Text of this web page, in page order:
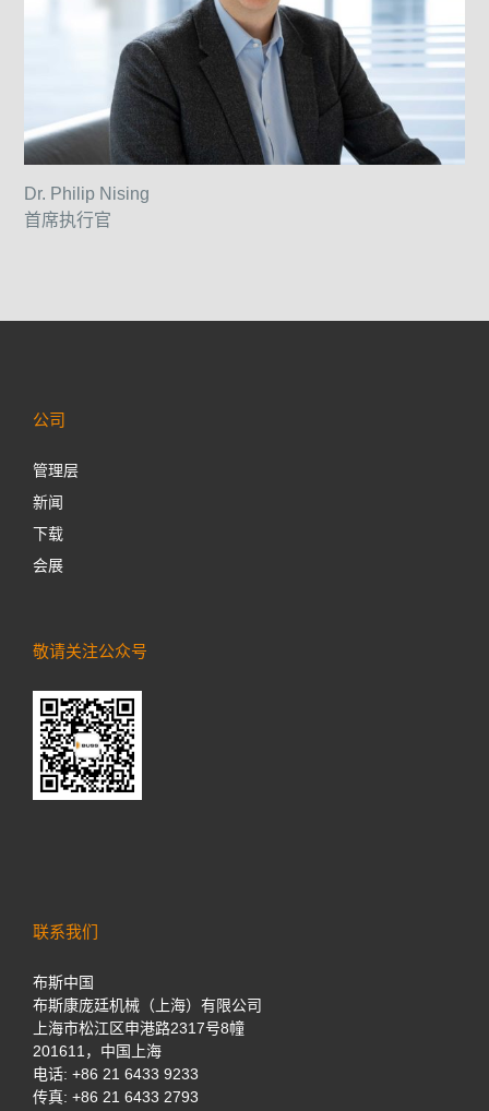
Dr. Philip Nising
首席执行官
公司
管理层
新闻
下载
会展
敬请关注公众号
联系我们
布斯中国
布斯康庞廷机械（上海）有限公司
上海市松江区申港路2317号8幢
201611，中国上海
电话: +86 21 6433 9233
传真: +86 21 6433 2793